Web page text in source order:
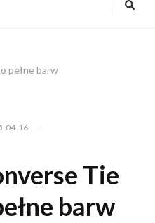
pełne barw
04-16
Tie
barw